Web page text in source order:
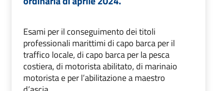
Esami per il conseguimento dei titoli
professionali marittimi di capo barca per il
traffico locale, di capo barca per la pesca
costiera, di motorista abilitato, di marinaio
motorista e per l’abilitazione a maestro